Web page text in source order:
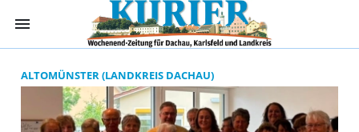
menu
ALTOMÜNSTER (LANDKREIS DACHAU)